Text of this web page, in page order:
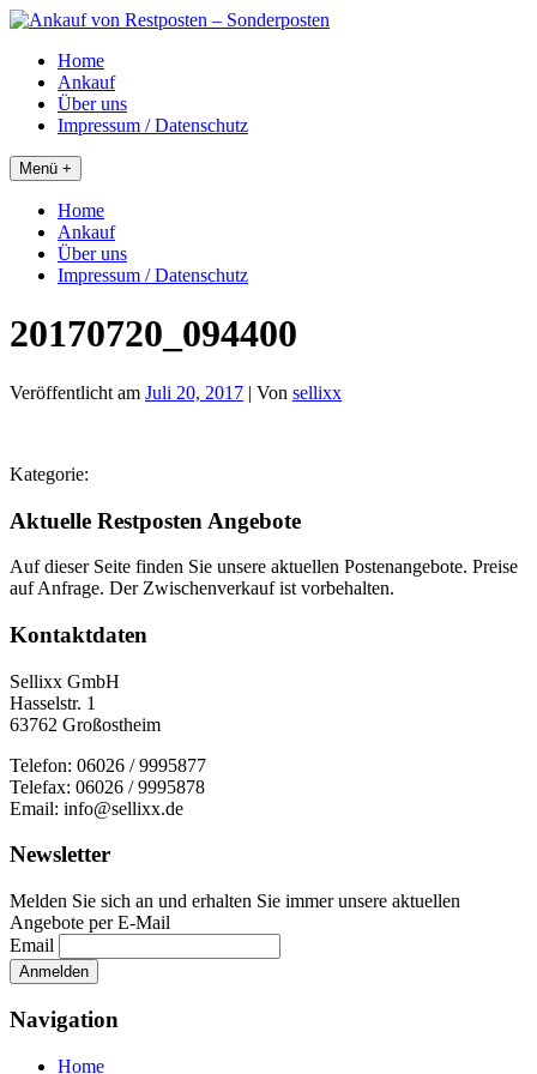
Skip
contentHome
Ankauf
Über uns
Impressum / Datenschutz
Menü +
Home
Ankauf
Über uns
Impressum / Datenschutz
20170720_094400
Veröffentlicht am Juli 20, 2017 | Von sellixx
Kategorie:
Aktuelle Restposten Angebote
Auf dieser Seite finden Sie unsere aktuellen Postenangebote. Preise
auf Anfrage. Der Zwischenverkauf ist vorbehalten.
Kontaktdaten
Sellixx GmbH
Hasselstr. 1
63762 Großostheim
Telefon: 06026 / 9995877
Telefax: 06026 / 9995878
Email: info@sellixx.de
Newsletter
Melden Sie sich an und erhalten Sie immer unsere aktuellen
Angebote per E-Mail
Email
Navigation
Home